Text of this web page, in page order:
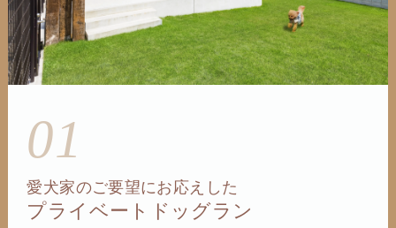
01
愛犬家のご要望にお応えした
プライベートドッグラン